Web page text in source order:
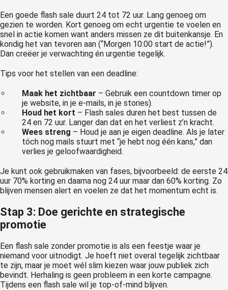
Een goede flash sale duurt 24 tot 72 uur. Lang genoeg om
gezien te worden. Kort genoeg om echt urgentie te voelen en
snel in actie komen want anders missen ze dit buitenkansje. En
kondig het van tevoren aan (“Morgen 10:00 start de actie!”).
Dan creëer je verwachting én urgentie tegelijk.
Tips voor het stellen van een deadline:
Maak het zichtbaar – Gebruik een countdown timer op
je website, in je e-mails, in je stories).
Houd het kort – Flash sales duren het best tussen de
24 en 72 uur. Langer dan dat en het verliest z’n kracht.
Wees streng – Houd je aan je eigen deadline. Als je later
tóch nog mails stuurt met “je hebt nog één kans,” dan
verlies je geloofwaardigheid.
Je kunt ook gebruikmaken van fases, bijvoorbeeld: de eerste 24
uur 70% korting en daarna nog 24 uur maar dan 60% korting. Zo
blijven mensen alert en voelen ze dat het momentum echt is.
Stap 3: Doe gerichte en strategische
promotie
Een flash sale zonder promotie is als een feestje waar je
niemand voor uitnodigt. Je hoeft niet overal tegelijk zichtbaar
te zijn, maar je moet wél slim kiezen waar jouw publiek zich
bevindt. Herhaling is geen probleem in een korte campagne.
Tijdens een flash sale wil je top-of-mind blijven.